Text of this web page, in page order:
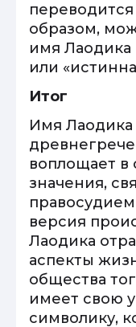
образом,
имя Лаодика
или
Итог
Имя Лаодика
воплощает в
значения,
версия
Лаодика
аспекты
общества
имеет свою
символику,